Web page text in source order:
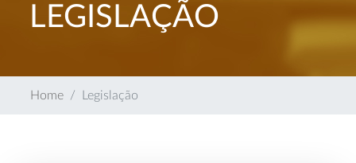
LEGISLAÇÃO
Home Legislação